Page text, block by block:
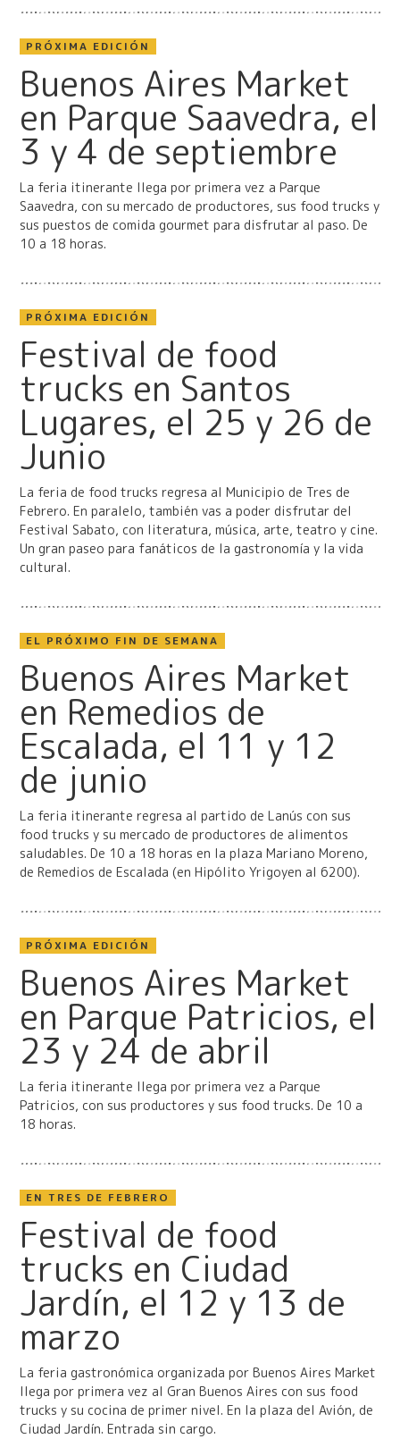
PRÓXIMA EDICIÓN
Buenos Aires Market
en Parque Saavedra, el
3 y 4 de septiembre
La feria itinerante llega por primera vez a Parque
Saavedra, con su mercado de productores, sus food trucks y
sus puestos de comida gourmet para disfrutar al paso. De
10 a 18 horas.
PRÓXIMA EDICIÓN
Festival de food
trucks en Santos
Lugares, el 25 y 26 de
Junio
La feria de food trucks regresa al Municipio de Tres de
Febrero. En paralelo, también vas a poder disfrutar del
Festival Sabato, con literatura, música, arte, teatro y cine.
Un gran paseo para fanáticos de la gastronomía y la vida
cultural.
EL PRÓXIMO FIN DE SEMANA
Buenos Aires Market
en Remedios de
Escalada, el 11 y 12
de junio
La feria itinerante regresa al partido de Lanús con sus
food trucks y su mercado de productores de alimentos
saludables. De 10 a 18 horas en la plaza Mariano Moreno,
de Remedios de Escalada (en Hipólito Yrigoyen al 6200).
PRÓXIMA EDICIÓN
Buenos Aires Market
en Parque Patricios, el
23 y 24 de abril
La feria itinerante llega por primera vez a Parque
Patricios, con sus productores y sus food trucks. De 10 a
18 horas.
EN TRES DE FEBRERO
Festival de food
trucks en Ciudad
Jardín, el 12 y 13 de
marzo
La feria gastronómica organizada por Buenos Aires Market
llega por primera vez al Gran Buenos Aires con sus food
trucks y su cocina de primer nivel. En la plaza del Avión, de
Ciudad Jardín. Entrada sin cargo.